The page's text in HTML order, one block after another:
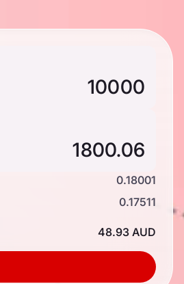
0.18001
0.17511
48.93 AUD